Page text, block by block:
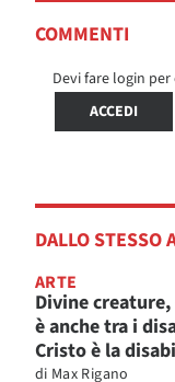
COMMENTI
Devi fare login
ACCEDI
DALLO STESSO
ARTE
Divine
è anche tra i
Cristo è la
di Max Rigano